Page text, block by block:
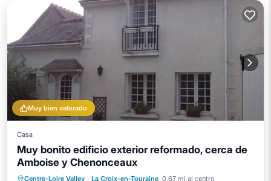
Muy bien valorado
Casa
Muy bonito edificio exterior reformado, cerca de
Amboise y Chenonceaux
Centre-Loire Valley · La Croix-en-Touraine 0.67 mi al centro
Aparcamiento Balcón/Terraza